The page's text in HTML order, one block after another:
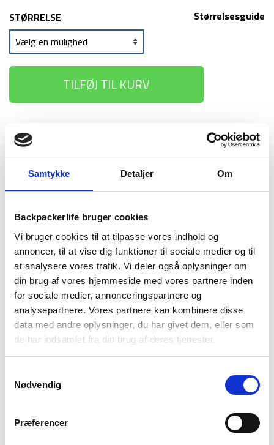
Samtykke Detaljer Om
Backpackerlife bruger cookies
Vi bruger cookies til at tilpasse vores indhold og
annoncer, til at vise dig funktioner til sociale medier og til
at analysere vores trafik. Vi deler også oplysninger om
din brug af vores hjemmeside med vores partnere inden
for sociale medier, annonceringspartnere og
analysepartnere. Vores partnere kan kombinere disse
data med andre oplysninger, du har givet dem, eller som
de har indsamlet fra din brug af deres tjenester.
Nødvendig
Præferencer
Størrelsesguide
STØRRELSE
TILFØJ TIL KURV
100 dages
returret
BESKRIVELSE
YDERLIGERE INFORMATION
BRAND
FAQ
Renton vandrestøvler er designet til herre fra skotske
Trespass i serien DLX. DLX er en “high performance” serie,
som tilbyder rigtig god kvalitet til en fair pris. De behagelige
støvler er perfekte til regelmæssig brug og dage under milde
forhold.
en åndbar membran, som lader skoen ånde. Vandrestøvlen er
mid-cut, som robust og samtidig letvægtig.
Renton støvlens ydersål stabilisere foden i terræn og har en
indvendig polstring der sikre god støtte af dine ankler under